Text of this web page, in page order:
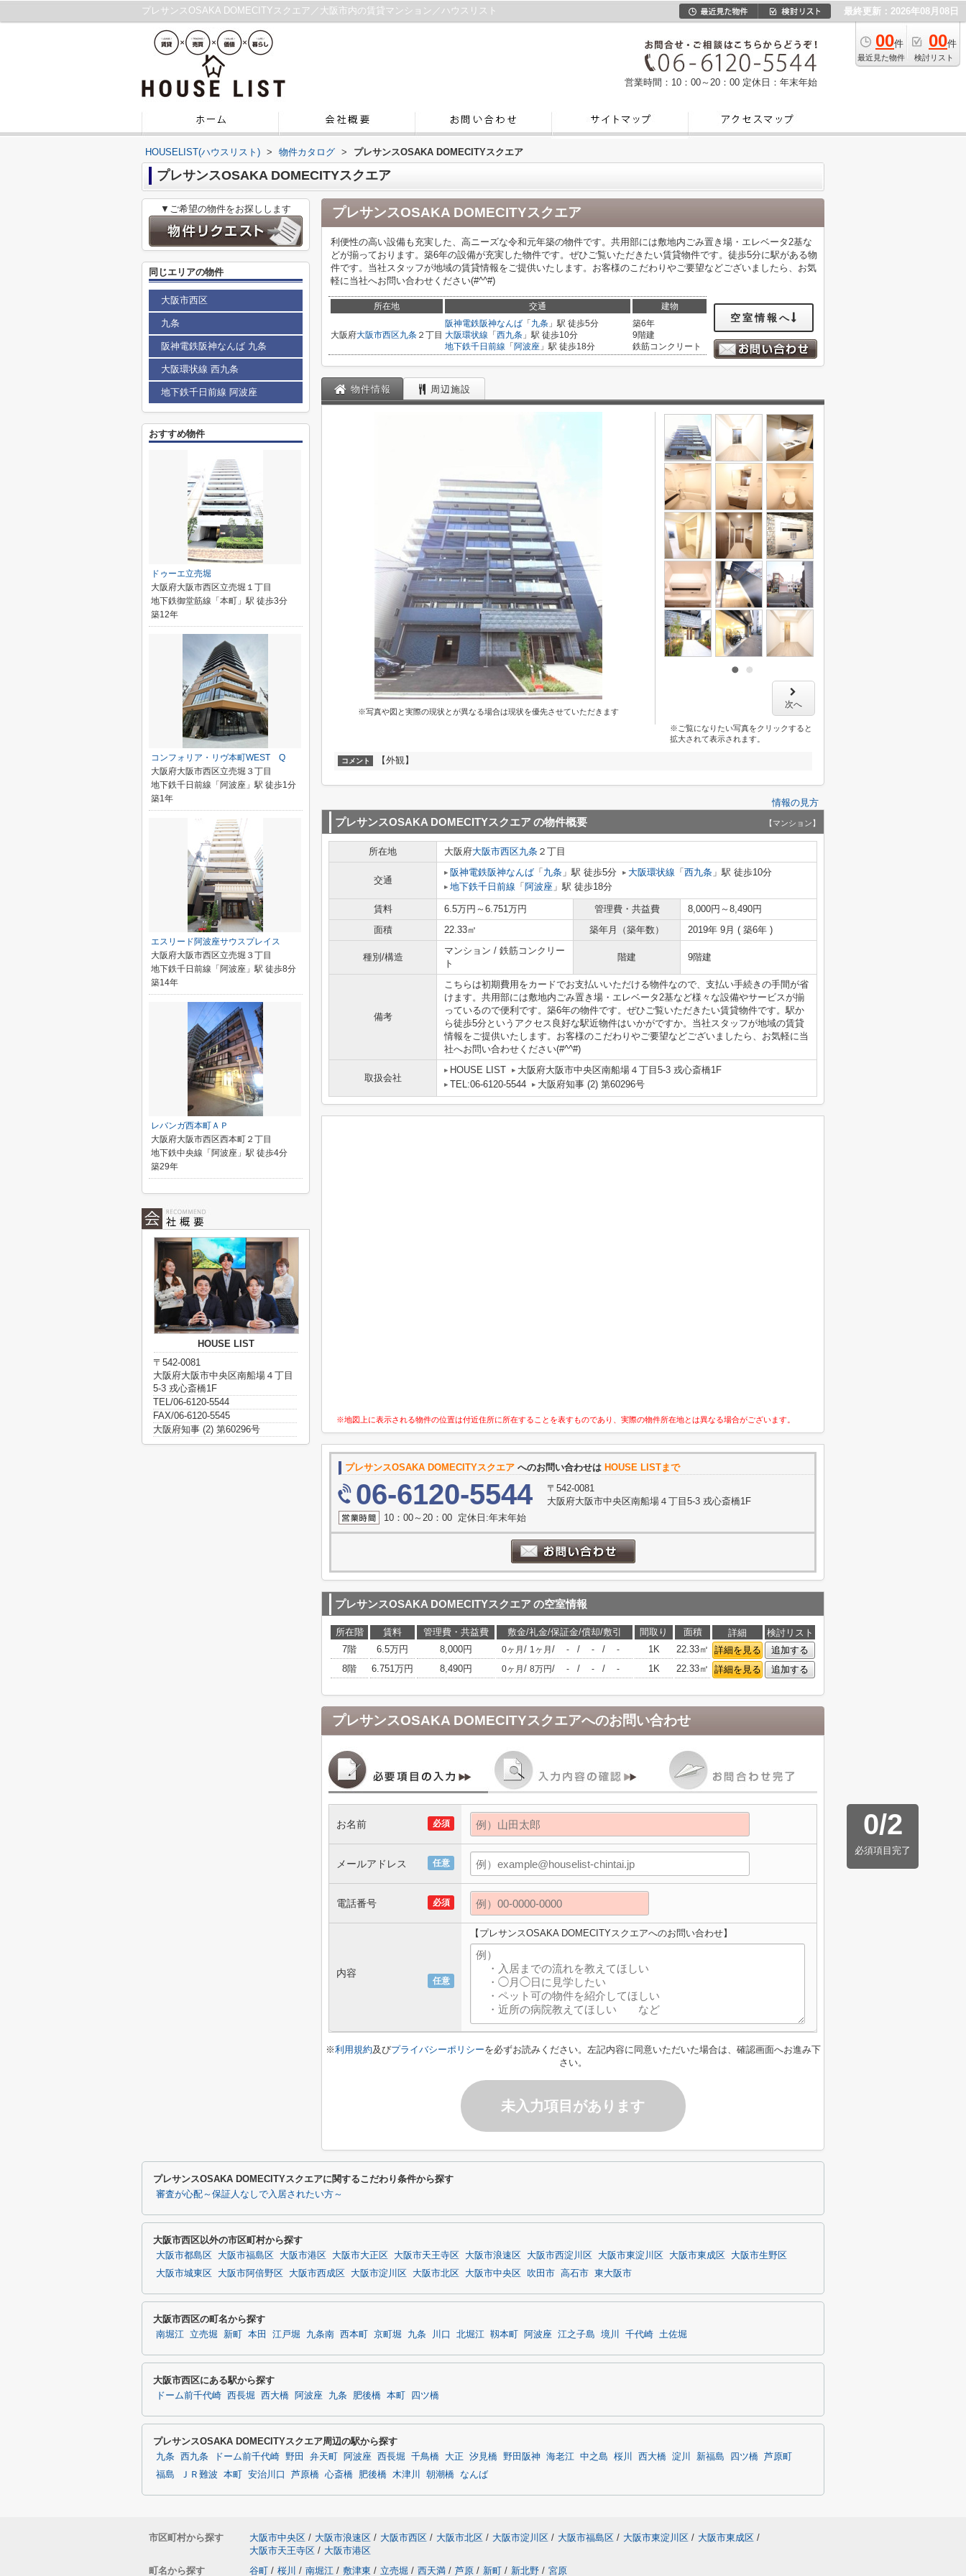
プレサンスOSAKA DOMECITYスクエア／大阪市内の賃貸マンション／ハウスリスト 最終更新：2026年08月08日
00件
最近見た物件
00件
検討リスト
営業時間：10：00～20：00 定休日：年末年始
HOUSELIST(ハウスリスト) > 物件カタログ > プレサンスOSAKA DOMECITYスクエア
プレサンスOSAKA DOMECITYスクエア
プレサンスOSAKA DOMECITYスクエア
利便性の高い設備も充実した、高ニーズな令和元年築の物件です。共用部には敷地内ごみ置き場・エレベータ2基な
どが揃っております。築6年の設備が充実した物件です。ぜひご覧いただきたい賃貸物件です。徒歩5分に駅がある物
件です。当社スタッフが地域の賃貸情報をご提供いたします。お客様のこだわりやご要望などございましたら、お気
軽に当社へお問い合わせください(#^^#)
所在地 交通 建物
大阪府大阪市西区九条 ２丁目
阪神電鉄阪神なんば 「 九条 」駅 徒歩5分
大阪環状線 「 西九条 」駅 徒歩10分
地下鉄千日前線 「 阿波座 」駅 徒歩18分
築6年
9階建
鉄筋コンクリート
空室情報へ
物件情報 周辺施設
※写真や図と実際の現状とが異なる場合は現状を優先させていただきます
次へ
※ご覧になりたい写真をクリックすると
拡大されて表示されます。
コメント 【外観】
情報の見方
プレサンスOSAKA DOMECITYスクエアの物件概要 【マンション】
所在地 大阪府大阪市西区九条 ２丁目
交通
阪神電鉄阪神なんば 「 九条 」駅 徒歩5分 大阪環状線 「 西九条 」駅 徒歩10分
地下鉄千日前線 「 阿波座 」駅 徒歩18分
賃料 6.5万円～6.751万円 管理費・共益費
8,000円～8,490円
面積
22.33㎡ 築年月（築年数） 2019年 9月 ( 築6年 )
種別/構造
マンション / 鉄筋コンクリー
ト
階建 9階建
備考
こちらは初期費用をカードでお支払いいただける物件なので、支払い手続きの手間が省
けます。共用部には敷地内ごみ置き場・エレベータ2基など様々な設備やサービスが揃
っているので便利です。築6年の物件です。ぜひご覧いただきたい賃貸物件です。駅か
ら徒歩5分というアクセス良好な駅近物件はいかがですか。当社スタッフが地域の賃貸
情報をご提供いたします。お客様のこだわりやご要望などございましたら、お気軽に当
社へお問い合わせください(#^^#)
取扱会社
HOUSE LIST
大阪府大阪市中央区南船場４丁目5-3 戎心斎橋1F
TEL:06-6120-5544
大阪府知事 (2) 第60296号
※地図上に表示される物件の位置は付近住所に所在することを表すものであり、実際の物件所在地とは異なる場合がございます。
プレサンスOSAKA DOMECITYスクエア へのお問い合わせは HOUSE LISTまで
06-6120-5544
〒542-0081
大阪府大阪市中央区南船場４丁目5-3 戎心斎橋1F
10：00～20：00 定休日:年末年始
プレサンスOSAKA DOMECITYスクエアの空室情報
所在階 賃料 管理費・共益費 敷金/礼金/保証金/償却/敷引 間取り 面積 詳細
検討リスト
7階
6.5万円 8,000円 0ヶ月 / 1ヶ月 / - / - / - 1K 22.33㎡ 詳細を見る
追加する
8階
6.751万円 8,490円 0ヶ月 / 8万円/ - / - / - 1K 22.33㎡ 詳細を見る 追加する
プレサンスOSAKA DOMECITYスクエアへのお問い合わせ
0/2
必須項目完了
必須
お名前
任意
メールアドレス
必須
電話番号
任意
内容
【プレサンスOSAKA DOMECITYスクエアへのお問い合わせ】
※利用規約及びプライバシーポリシーを必ずお読みください。左記内容に同意いただいた場合は、確認画面へお進み下
さい。
未入力項目があります
▼ご希望の物件をお探しします
同じエリアの物件
大阪市西区
九条
阪神電鉄阪神なんば 九条
大阪環状線 西九条
地下鉄千日前線 阿波座
おすすめ物件
ドゥーエ立売堀
大阪府大阪市西区立売堀１丁目
地下鉄御堂筋線「本町」駅 徒歩3分
築12年
コンフォリア・リヴ本町WEST Q
大阪府大阪市西区立売堀３丁目
地下鉄千日前線「阿波座」駅 徒歩1分
築1年
エスリード阿波座サウスプレイス
大阪府大阪市西区立売堀３丁目
地下鉄千日前線「阿波座」駅 徒歩8分
築14年
レバンガ西本町ＡＰ
大阪府大阪市西区西本町２丁目
地下鉄中央線「阿波座」駅 徒歩4分
築29年
HOUSE LIST
〒542-0081
大阪府大阪市中央区南船場４丁目
5-3 戎心斎橋1F
TEL/06-6120-5544
FAX/06-6120-5545
大阪府知事 (2) 第60296号
プレサンスOSAKA DOMECITYスクエアに関するこだわり条件から探す
審査が心配～保証人なしで入居されたい方～
大阪市西区以外の市区町村から探す
大阪市都島区 大阪市福島区 大阪市港区 大阪市大正区 大阪市天王寺区 大阪市浪速区 大阪市西淀川区 大阪市東淀川区 大阪市東成区
大阪市生野区
大阪市城東区
大阪市阿倍野区 大阪市西成区 大阪市淀川区 大阪市北区 大阪市中央区 吹田市 高石市 東大阪市
大阪市西区の町名から探す
南堀江 立売堀 新町 本田 江戸堀 九条南 西本町 京町堀 九条 川口 北堀江 靱本町 阿波座 江之子島 境川 千代崎 土佐堀
大阪市西区にある駅から探す
ドーム前千代崎 西長堀 西大橋 阿波座 九条 肥後橋 本町 四ツ橋
プレサンスOSAKA DOMECITYスクエア周辺の駅から探す
九条 西九条 ドーム前千代崎 野田 弁天町 阿波座 西長堀 千鳥橋 大正 汐見橋 野田阪神 海老江 中之島 桜川 西大橋 淀川 新福島 四ツ橋 芦原町
福島
ＪＲ難波 本町 安治川口 芦原橋 心斎橋 肥後橋 木津川 朝潮橋 なんば
市区町村から探す 大阪市中央区 / 大阪市浪速区 / 大阪市西区 / 大阪市北区 / 大阪市淀川区 / 大阪市福島区 / 大阪市東淀川区 / 大阪市東成区 /
大阪市天王寺区 / 大阪市港区
町名から探す
谷町 / 桜川 / 南堀江 / 敷津東 / 立売堀 / 西天満 / 芦原 / 新町 / 新北野 / 宮原